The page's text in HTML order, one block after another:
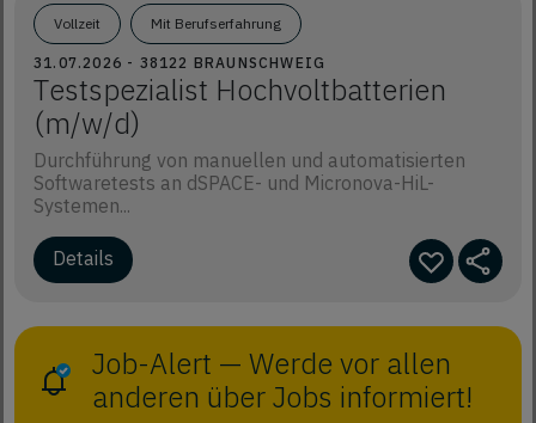
Vollzeit Mit Berufserfahrung
31.07.2026 - 38122 BRAUNSCHWEIG
Testspezialist Hochvoltbatterien
(m/w/d)
Durchführung von manuellen und automatisierten
Softwaretests an dSPACE- und Micronova-HiL-
Systemen...
Details
Job-Alert — Werde vor allen
anderen über Jobs informiert!